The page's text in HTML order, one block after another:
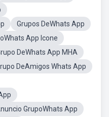
Grupos DeWhats App
App Icone
DeWhats App MHA
DeAmigos Whats App
GrupoWhats App